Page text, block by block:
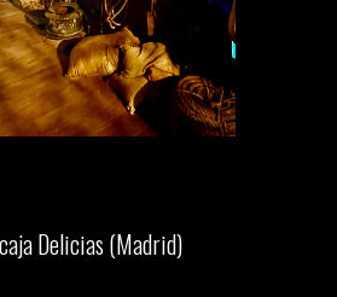
Delicias (Madrid)